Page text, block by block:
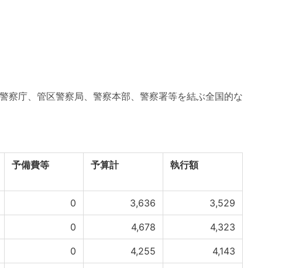
庁、管区警察局、警察本部、警察署等を結ぶ全国的な
予備費等 予算計 執行額
0 3,636 3,529
0 4,678 4,323
0 4,255 4,143